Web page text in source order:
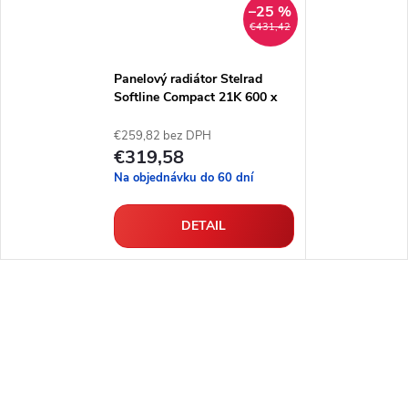
€431,42
–25 %
Panelový radiátor Stelrad
Softline Compact 21K 600 x
€259,82 bez DPH
€319,58
Na objednávku do 60 dní
DETAIL